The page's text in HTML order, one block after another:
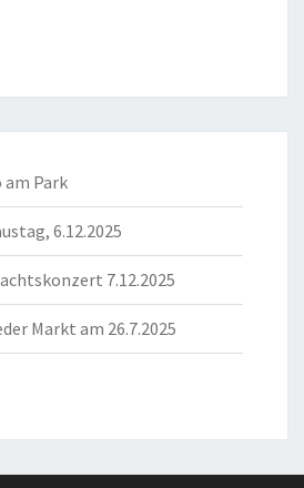
am Park
6.12.2025
7.12.2025
Markt am 26.7.2025